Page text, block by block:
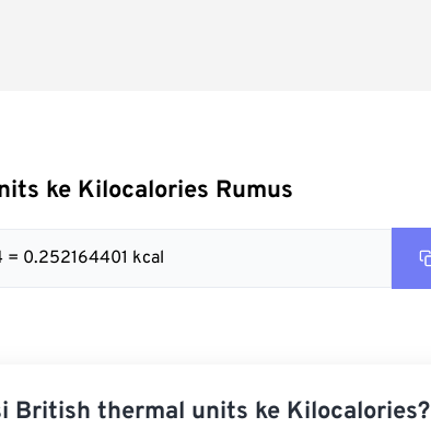
ke Kilocalories Rumus
0.252164401 kcal
British thermal units ke Kilocalories?